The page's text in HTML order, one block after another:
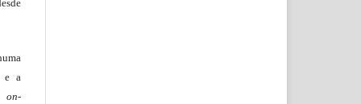
e a
on-